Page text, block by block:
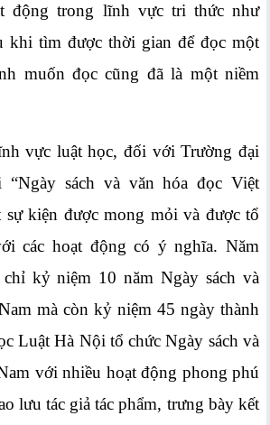
động trong lĩnh vực tri thức như
khi tìm được thời gian để đọc một
muốn đọc cũng đã là một niềm
vực luật học, đối với Trường đại
sách và văn hóa đọc Việt
sự kiện được mong mỏi và được tổ
các hoạt động có ý nghĩa. Năm
kỷ niệm 10 năm Ngày sách và
mà còn kỷ niệm 45 ngày thành
Luật Hà Nội tổ chức Ngày sách và
với nhiều hoạt động phong phú
lưu tác giả tác phẩm, trưng bày kết